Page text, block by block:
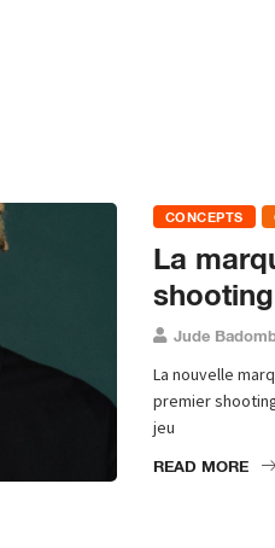
CONCEPTS
La
Jude
La nouvelle
premier
jeu
READ MORE